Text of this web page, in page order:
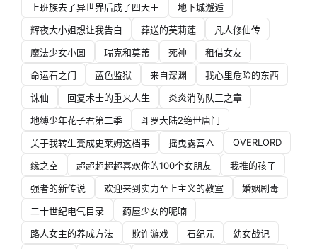
上班族去了异世界后成了四天王
地下城邂逅
辉夜大小姐想让我告白
葬送的芙莉莲
凡人修仙传
魔法少女小圆
瑞克和莫蒂 死神
租借女友
命运石之门
蓝色监狱 来自深渊
我心里危险的东西
诛仙
回复术士的重来人生
炎炎消防队三之章
地缚少年花子君第二季
斗罗大陆2绝世唐门
关于我转生变成史莱姆这档事
摇曳露营△ OVERLORD
缘之空 超超超超超喜欢你的100个女朋友
我推的孩子
强者的新传说
欢迎来到实力至上主义的教室
婚姻剧毒
二十世纪电气目录
药屋少女的呢喃
路人女主的养成方法
欺诈游戏 石纪元
幼女战记